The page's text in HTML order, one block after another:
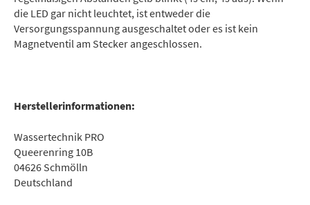
die LED gar nicht leuchtet, ist entweder die
Versorgungsspannung ausgeschaltet oder es ist kein
Magnetventil am Stecker angeschlossen.
Herstellerinformationen:
Wassertechnik PRO
Queerenring 10B
04626 Schmölln
Deutschland